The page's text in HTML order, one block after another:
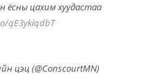
ёсны цахим хуудастаа
qE3ykiqdbT
цэц (@ConscourtMN)